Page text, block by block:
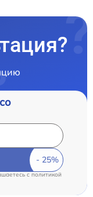
c политикой